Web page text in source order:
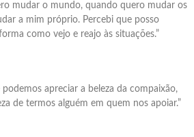
mudar o mundo, quando quero mudar os
a mim próprio. Percebi que posso
como vejo e reajo às situações.”
apreciar a beleza da compaixão,
de termos alguém em quem nos apoiar.”